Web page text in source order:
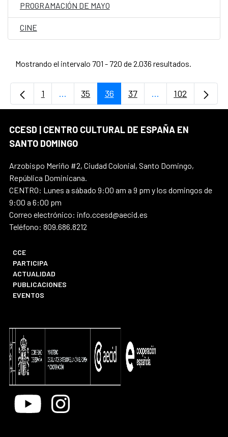
PROGRAMACIÓN DE MAYO
CINE
Mostrando el intervalo 701 - 720 de 2.036 resultados.
Página
1 ...Páginas intermedias Use TAB para
Página
35 Página
36 Página
37 ...PáginasPágina
102
CCESD | CENTRO CULTURAL DE ESPAÑA EN
SANTO DOMINGO
Arzobispo Meriño #2, Ciudad Colonial, Santo Domingo,
República Dominicana.
CENTRO: Lunes a sábado 9:00 am a 9 pm y los domingos de
9:00 a 6:00 pm
Correo electrónico: info.ccesd@aecid.es
Teléfono: 809.686.8212
CCE
PARTICIPA
ACTUALIDAD
PUBLICACIONES
EVENTOS
Youtube Instagram